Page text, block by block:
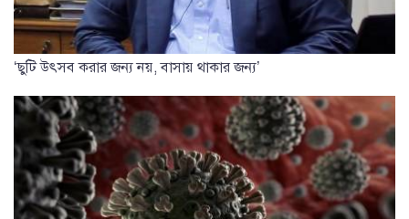
‘ছুটি উৎসব করার জন্য নয়, বাসায় থাকার জন্য’